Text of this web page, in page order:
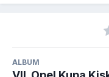
ALBUM